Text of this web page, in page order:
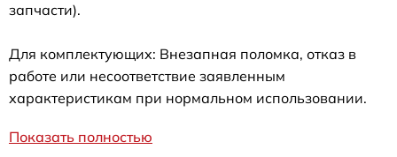
запчасти).
Для комплектующих: Внезапная поломка, отказ в
работе или несоответствие заявленным
характеристикам при нормальном использовании.
Показать полностью